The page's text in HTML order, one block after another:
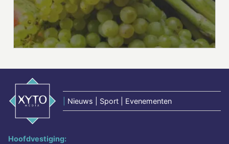
Nieuws | Sport | Evenementen
Hoofdvestiging: